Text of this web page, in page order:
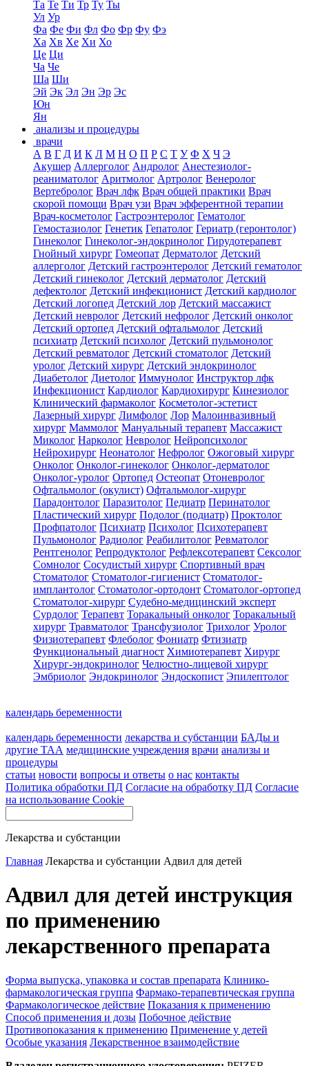
Та Те Ти Тр Ту Ты
Ул Ур
Фа Фе Фи Фл Фо Фр Фу Фэ
Ха Хв Хе Хи Хо
Це Ци
Ча Че
Ша Ши
Эй Эк Эл Эн Эр Эс
Юн
Ян
анализы и процедуры
врачи
А В Г Д И К Л М Н О П Р С Т У Ф Х Ч Э
Акушер Аллерголог Андролог Анестезиолог-
реаниматолог Аритмолог Артролог Венеролог
Вертебролог Врач лфк Врач общей практики Врач
скорой помощи Врач узи Врач эфферентной терапии
Врач-косметолог Гастроэнтеролог Гематолог
Гемостазиолог Генетик Гепатолог Гериатр (геронтолог)
Гинеколог Гинеколог-эндокринолог Гирудотерапевт
Гнойный хирург Гомеопат Дерматолог Детский
аллерголог Детский гастроэнтеролог Детский гематолог
Детский гинеколог Детский дерматолог Детский
дефектолог Детский инфекционист Детский кардиолог
Детский логопед Детский лор Детский массажист
Детский невролог Детский нефролог Детский онколог
Детский ортопед Детский офтальмолог Детский
психиатр Детский психолог Детский пульмонолог
Детский ревматолог Детский стоматолог Детский
уролог Детский хирург Детский эндокринолог
Диабетолог Диетолог Иммунолог Инструктор лфк
Инфекционист Кардиолог Кардиохирург Кинезиолог
Клинический фармаколог Косметолог-эстетист
Лазерный хирург Лимфолог Лор Малоинвазивный
хирург Маммолог Мануальный терапевт Массажист
Миколог Нарколог Невролог Нейропсихолог
Нейрохирург Неонатолог Нефролог Ожоговый хирург
Онколог Онколог-гинеколог Онколог-дерматолог
Онколог-уролог Ортопед Остеопат Отоневролог
Офтальмолог (окулист) Офтальмолог-хирург
Парадонтолог Паразитолог Педиатр Перинатолог
Пластический хирург Подолог (подиатр) Проктолог
Профпатолог Психиатр Психолог Психотерапевт
Пульмонолог Радиолог Реабилитолог Ревматолог
Рентгенолог Репродуктолог Рефлексотерапевт Сексолог
Сомнолог Сосудистый хирург Спортивный врач
Стоматолог Стоматолог-гигиенист Стоматолог-
имплантолог Стоматолог-ортодонт Стоматолог-ортопед
Стоматолог-хирург Судебно-медицинский эксперт
Сурдолог Терапевт Торакальный онколог Торакальный
хирург Травматолог Трансфузиолог Трихолог Уролог
Физиотерапевт Флеболог Фониатр Фтизиатр
Функциональный диагност Химиотерапевт Хирург
Хирург-эндокринолог Челюстно-лицевой хирург
Эмбриолог Эндокринолог Эндоскопист Эпилептолог
календарь беременности
календарь беременности лекарства и субстанции БАДы и
другие ТАА медицинские учреждения врачи анализы и
процедуры
статьи новости вопросы и ответы о нас контакты
Политика обработки ПД Согласие на обработку ПД Согласие
на использование Cookie
Лекарства и субстанции
Главная Лекарства и субстанции Адвил для детей
Адвил для детей инструкция
по применению
лекарственного препарата
Форма выпуска, упаковка и состав препарата Клинико-
фармакологическая группа Фармако-терапевтическая группа
Фармакологическое действие Показания к применению
Способ применения и дозы Побочное действие
Противопоказания к применению Применение у детей
Особые указания Лекарственное взаимодействие